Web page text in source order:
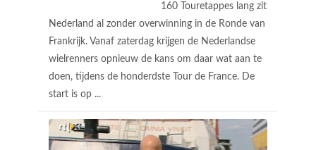
160 Touretappes lang zit
Nederland al zonder overwinning in de Ronde van
Frankrijk. Vanaf zaterdag krijgen de Nederlandse
wielrenners opnieuw de kans om daar wat aan te
doen, tijdens de honderdste Tour de France. De
start is op ...